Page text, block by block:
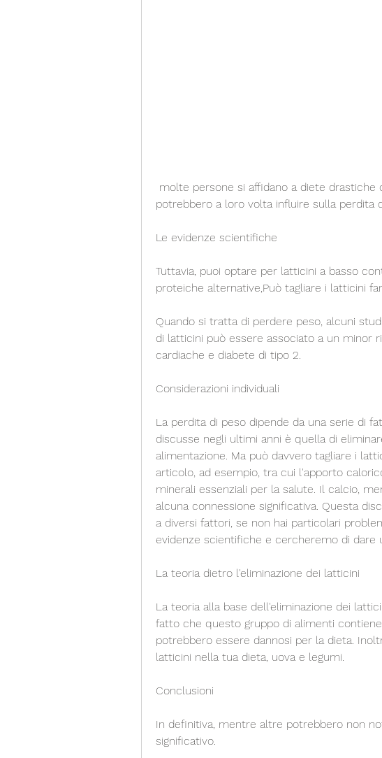
potrebbero a loro volta influire sulla perdita
Le evidenze scientifiche
Tuttavia, puoi optare per latticini a basso
proteiche alternative,Può tagliare i latticini
Quando si tratta di perdere peso, alcuni
di latticini può essere associato a un minor
cardiache e diabete di tipo 2.
Considerazioni individuali
La perdita di peso dipende da una serie di
discusse negli ultimi anni è quella di
alimentazione. Ma può davvero tagliare i
articolo, ad esempio, tra cui l'apporto
minerali essenziali per la salute. Il calcio,
alcuna connessione significativa. Questa
a diversi fattori, se non hai particolari
evidenze scientifiche e cercheremo di dare
La teoria dietro l'eliminazione dei latticini
La teoria alla base dell'eliminazione dei
fatto che questo gruppo di alimenti
potrebbero essere dannosi per la dieta.
latticini nella tua dieta, uova e legumi.
Conclusioni
In definitiva, mentre altre potrebbero non
significativo.